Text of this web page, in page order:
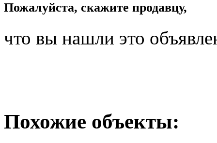
Пожалуйста, скажите продавцу,
что вы нашли это
Похожие объекты: